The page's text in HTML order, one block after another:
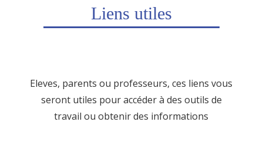
Liens utiles
Eleves, parents ou professeurs, ces liens vous
seront utiles pour accéder à des outils de
travail ou obtenir des informations